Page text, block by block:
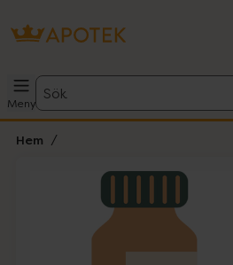
Meny
Sök
Hem
Lista: . Innehåller 1